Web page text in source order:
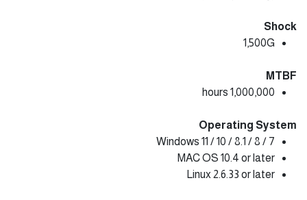
Shock
1,500G
MTBF
1,000,000 hours
Operating System
Windows 11 / 10 / 8.1 / 8 / 7
MAC OS 10.4 or later
Linux 2.6.33 or later